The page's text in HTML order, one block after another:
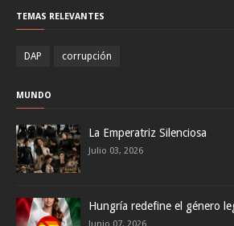
TEMAS RELEVANTES
DAP corrupción
MUNDO
La Emperatriz Silenciosa
Julio 03, 2026
Hungría redefine el género